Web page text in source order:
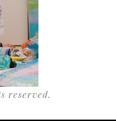
reserved.